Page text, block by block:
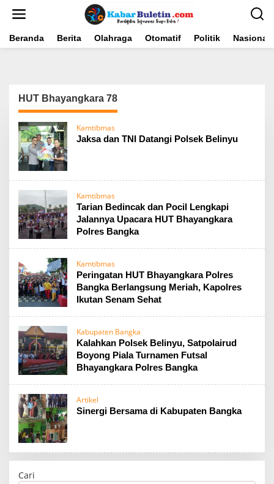
t
Beranda Berita Olahraga Otomatif Politik Nasional
HUT Bhayangkara 78
Kamtibmas
Jaksa dan TNI Datangi Polsek Belinyu
Kamtibmas
Tarian Bedincak dan Pocil Lengkapi
Jalannya Upacara HUT Bhayangkara
Polres Bangka
Kamtibmas
Peringatan HUT Bhayangkara Polres
Bangka Berlangsung Meriah, Kapolres
Ikutan Senam Sehat
Kabupaten Bangka
Kalahkan Polsek Belinyu, Satpolairud
Boyong Piala Turnamen Futsal
Bhayangkara Polres Bangka
Artikel
Sinergi Bersama di Kabupaten Bangka
Cari